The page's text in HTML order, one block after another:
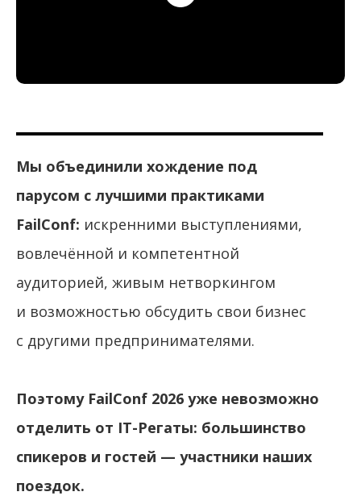
Мы объединили хождение под
парусом с лучшими практиками
FailConf: искренними выступлениями,
вовлечённой и компетентной
аудиторией, живым нетворкингом
и возможностью обсудить свои бизнес
с другими предпринимателями.
Поэтому FailConf 2026 уже невозможно
отделить от IT-Регаты: большинство
спикеров и гостей — участники наших
поездок.